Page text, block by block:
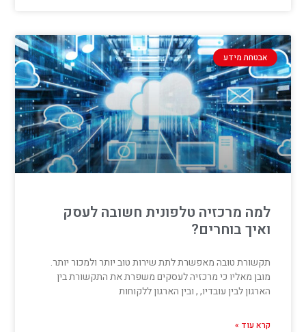
אבטחת מידע
למה מרכזיה טלפונית חשובה לעסק
ואיך בוחרים?
תקשורת טובה מאפשרת לתת שירות טוב יותר ולמכור יותר.
מובן מאליו כי מרכזיה לעסקים משפרת את התקשורת בין
הארגון לבין עובדיו, , ובין הארגון ללקוחות
קרא עוד »